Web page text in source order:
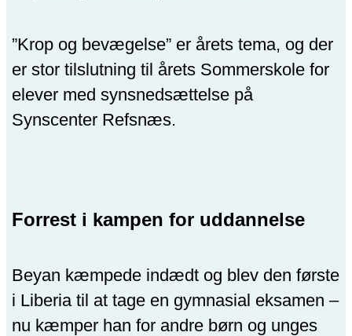
”Krop og bevægelse” er årets tema, og der
er stor tilslutning til årets Sommerskole for
elever med synsnedsættelse på
Synscenter Refsnæs.
Forrest i kampen for uddannelse
Beyan kæmpede indædt og blev den første
i Liberia til at tage en gymnasial eksamen –
nu kæmper han for andre børn og unges